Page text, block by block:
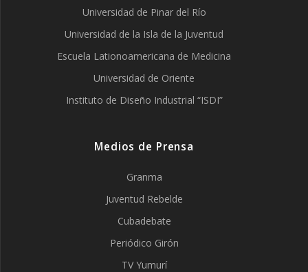
Universidad de Pinar del Río
Universidad de la Isla de la Juventud
Escuela Lationoamericana de Medicina
Universidad de Oriente
Instituto de Diseño Industrial “ISDI”
Medios de Prensa
Granma
Juventud Rebelde
Cubadebate
Periódico Girón
TV Yumurí